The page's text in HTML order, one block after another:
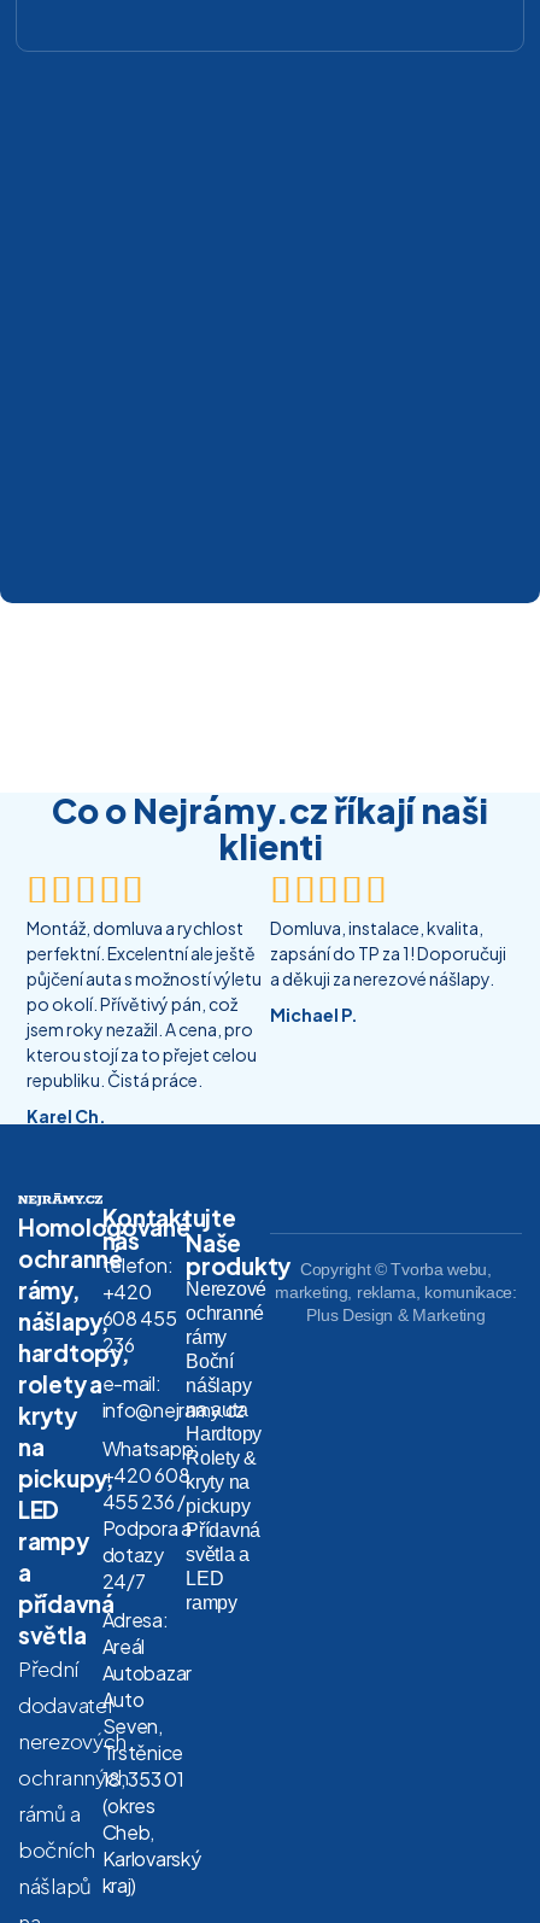
Co o Nejrámy.cz říkají naši
klienti

Montáž, domluva a rychlost
perfektní. Excelentní ale ještě
půjčení auta s možností výletu
po okolí. Přívětivý pán, což
jsem roky nezažil. A cena, pro
kterou stojí za to přejet celou
republiku. Čistá práce.
Karel Ch.

Domluva, instalace, kvalita,
zapsání do TP za 1! Doporučuji
a děkuji za nerezové nášlapy.
Michael P.
Homologované
ochranné
rámy,
nášlapy,
hardtopy,
rolety a
kryty
na
pickupy,
LED
rampy
a
přídavná
světla
Přední
dodavatel
nerezových
ochranných
rámů a
bočních
nášlapů
Kontaktujte
nás
telefon:
+420
608 455
236
e-mail:
info@nejramy.cz
Whatsapp:
+420 608
455 236 /
Podpora a
dotazy
24/7
Adresa:
Areál
Autobazar
Auto
Seven,
Trstěnice
18, 353 01
(okres
Cheb,
Karlovarský
kraj)
Naše
produkty
Nerezové
ochranné
rámy
Boční
nášlapy
na auta
Hardtopy
Rolety &
kryty na
pickupy
Přídavná
světla a
LED
rampy
Copyright © Tvorba webu,
marketing, reklama, komunikace:
Plus Design & Marketing